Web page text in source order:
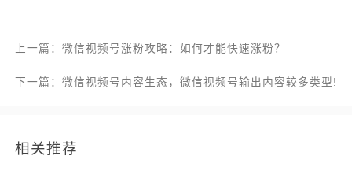
上一篇：微信视频号涨粉攻略：如何才能快速涨粉？
下一篇：微信视频号内容生态，微信视频号输出内容较多类型!
相关推荐